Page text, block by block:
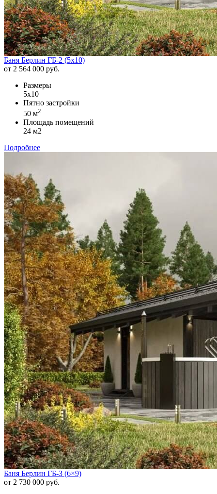
Баня Берлин ГБ-2 (5х10)
от 2 564 000 руб.
Размеры
5х10
Пятно застройки
50 м2
Площадь помещений
24 м2
Подробнее
Баня Берлин ГБ-3 (6×9)
от 2 730 000 руб.